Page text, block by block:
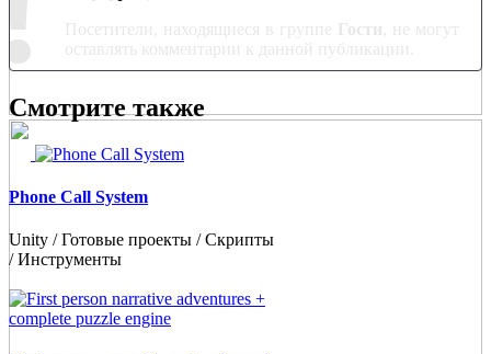
Посетители, находящиеся в группе Гости , не могут
оставлять комментарии к данной публикации.
Смотрите также
Phone Call System
Unity / Готовые проекты / Скрипты
/ Инструменты